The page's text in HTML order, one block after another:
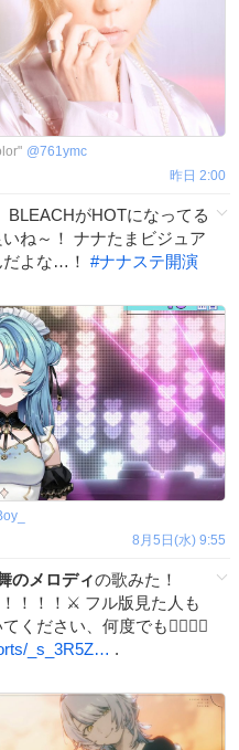
@761ymc
昨日 2:00
BLEACHがHOTになってる
ね～！ ナナたまビジュア
だよな…！ #ナナステ開演
8月5日(水) 9:55
のメロディの歌みた！
！！！⚔️ フル版見た人も
ください、何度でも🙂‍↕️🙂‍↕️
_s_3R5Z… .